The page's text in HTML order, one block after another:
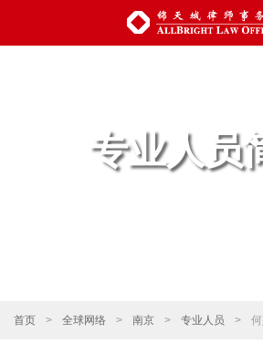
专业人员
首页 > 全球网络 > 南京 > 专业人员 >